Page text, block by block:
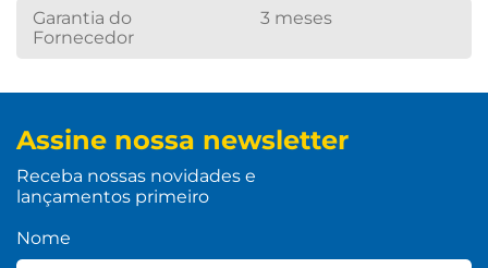
Garantia do
Fornecedor
3 meses
Assine nossa newsletter
Receba nossas novidades e
lançamentos primeiro
Nome